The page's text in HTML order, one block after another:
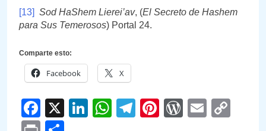
[13] Sod HaShem Lierei’av, (El Secreto de Hashem
para Sus Temerosos) Portal 24.
Comparte esto:
Facebook X
Facebook
X LinkedIn
WhatsApp
Telegram
PinterestEmail